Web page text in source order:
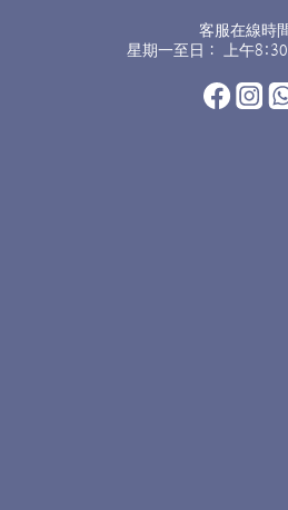
客服在線時
星期一至日： 上午